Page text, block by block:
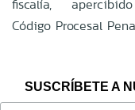
fiscalía,
Código Procesal
SUSCRÍBETE A